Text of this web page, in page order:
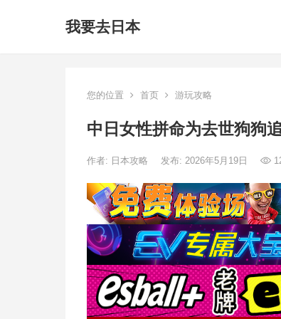
我要去日本
您的位置 首页 游玩攻略
中日女性拼命为去世狗狗
作者: 日本攻略 发布: 2026年5月19日